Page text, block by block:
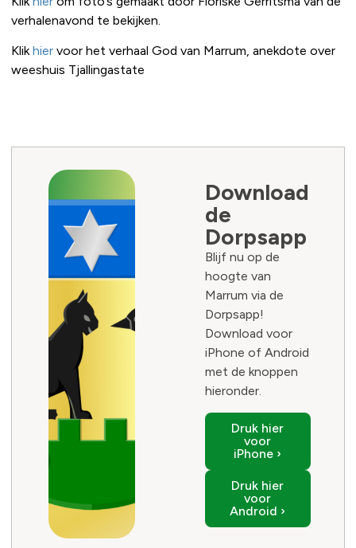
verhalenavond te bekijken.
Klikhier voor het verhaal God van Marrum, anekdote over
weeshuis Tjallingastate
Download
de
Dorpsapp
Blijf nu op de
hoogte van
Marrum via de
Dorpsapp!
Download voor
iPhone of Android
met de knoppen
hieronder.
Druk hier
voor
iPhone ›
Druk hier
voor
Android ›